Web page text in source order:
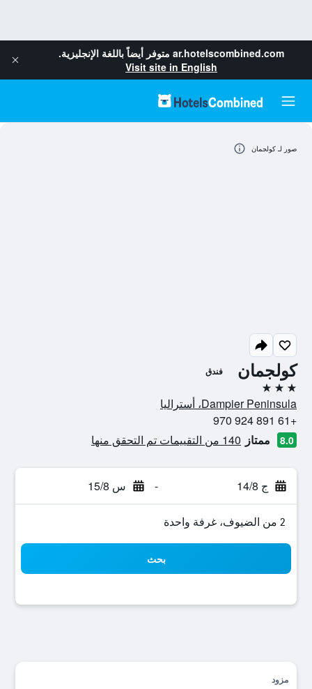
ar.hotelscombined.com متوفر أيضاً باللغة الإنجليزية.
Visit site in English
كولجمان فندق
3 نجوم
Dampier Peninsula، أستراليا
+61 891 924 970
8.0 ممتاز 140 من التقييمات تم التحقق منها
ج 14/8 - س 15/8
2 من الضيوف، غرفة واحدة
بحث
مزود
صور لـ كولجمان